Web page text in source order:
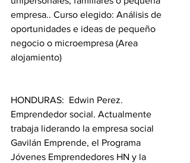
empresa.. Curso elegido: Análisis de
oportunidades e ideas de pequeño
negocio o microempresa (Area
alojamiento)
HONDURAS:  Edwin Perez.
Emprendedor social. Actualmente
trabaja liderando la empresa social
Gavilán Emprende, el Programa
Jóvenes Emprendedores HN y la